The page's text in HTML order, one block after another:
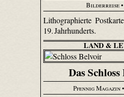
Bilderreise•
Lithographierte
19. Jahrhunderts.
LAND &
Das
Pfennig Magazin